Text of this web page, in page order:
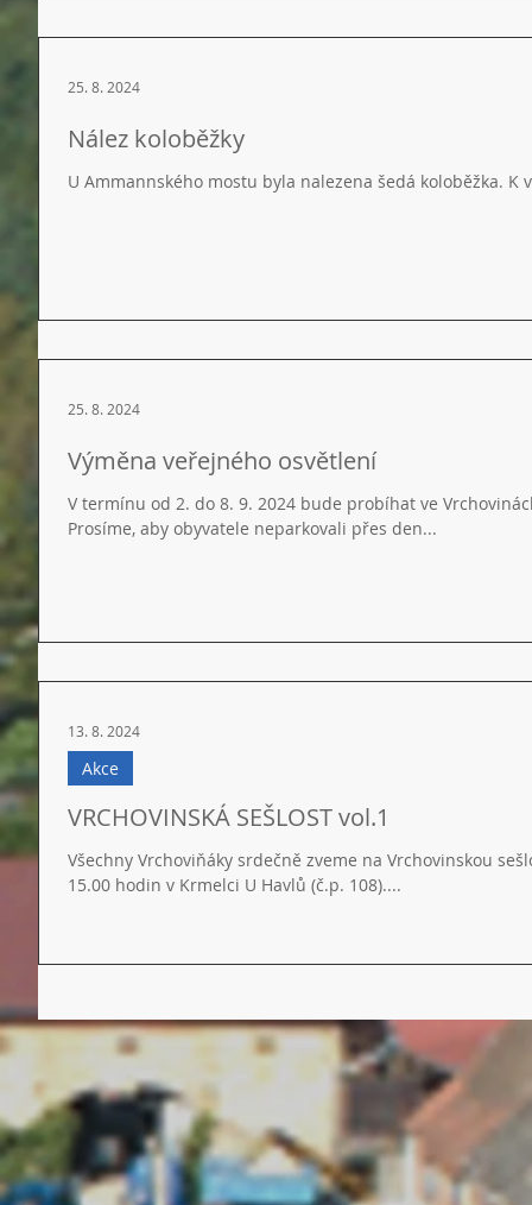
Nález koloběžky
U Ammannského mostu byla nalezena šedá koloběžka. K
25. 8. 2024
Výměna veřejného osvětlení
V termínu od 2. do 8. 9. 2024 bude probíhat ve
Prosíme, aby obyvatele neparkovali přes den...
25. 8. 2024
VRCHOVINSKÁ SEŠLOST vol.1
Všechny Vrchoviňáky srdečně zveme na Vrchovinskou
15.00 hodin v Krmelci U Havlů (č.p. 108)....
Akce
13. 8. 2024